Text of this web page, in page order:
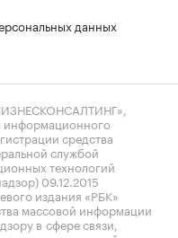
данных
информационного
средства
службой
технологий
09.12.2015
издания «РБК»
массовой информации
в сфере связи,